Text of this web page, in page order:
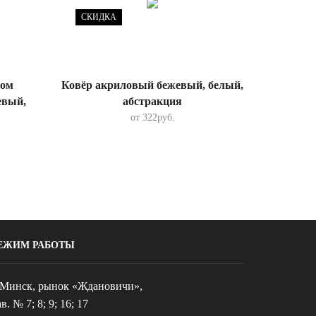
СКИДКА
Ковёр акриловый бежевый, белый,
абстракция
от 322руб.
РАБОТЫ
Минск, рынок «Ждановичи»,
№ 7; 8; 9; 16; 17